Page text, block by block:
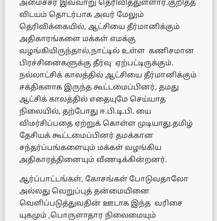
அமைச்சர் இவ்வாறு தெரிவித்துள்ளார்.குறித்த
விடயம் தொடர்பாக அவர் மேலும்
தெரிவிக்கையில், ஆட்சியை தீர்மானிக்கும்
அதிகாரங்களை மக்கள் எமக்கு
வழங்கியிருந்தால்,நாட்டில் உள்ள கணிசமான
பிரச்சினைகளுக்கு தீர்வு ஏற்பட்டிருக்கும்.
நல்லாட்சிக் காலத்தில் ஆட்சியை தீர்மானிக்கும்
சக்திகளாக இருந்த கூட்டமைப்பினர், தமது
ஆட்சிக் காலத்தில் எதையுமே செய்யாத
நிலையில், தற்போது ஈ.பி.டி.பி. யை
விமர்சிப்பதை ஏற்றுக் கொள்ள முடியாது.தமிழ்
தேசியக் கூட்டமைப்பினர் தமக்கான
சந்தர்ப்பங்களையும் மக்கள் வழங்கிய
அதிகாரத்தினையும் வீணடிக்கின்றனர்.
ஆர்ப்பாட்டங்கள், கோசங்கள் போடுவதாலோ
அல்லது வெறுப்புத் தன்மையினை
வெளிப்படுத்துவதின் ஊடாக இந்த வரிசை
யுகமும் ,பொருளாதார நிலைமையும்